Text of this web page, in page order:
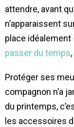
attendre, avant
n’apparaissent
place idéalement
passer du temps
Protéger ses
compagnon n’a
du printemps,
les accessoires